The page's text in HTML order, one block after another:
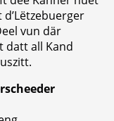
vun där
datt all Kand